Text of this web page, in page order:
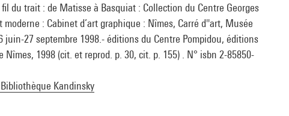
du trait : de Matisse à Basquiat : Collection du Centre Georges
: Cabinet d’art graphique : Nîmes, Carré d''art, Musée
juin-27 septembre 1998.- éditions du Centre Pompidou, éditions
1998 (cit. et reprod. p. 30, cit. p. 155) . N° isbn 2-85850-
Kandinsky